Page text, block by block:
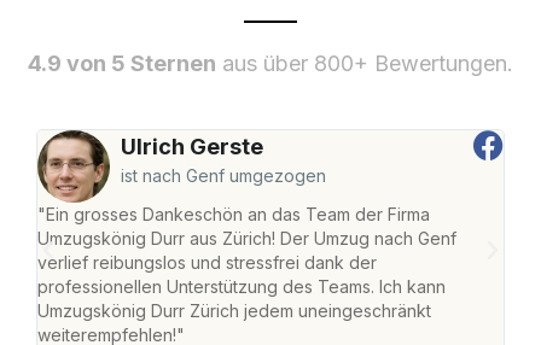
4.9 von 5 Sternen aus über 800+ Bewertungen.
Ulrich Gerste
ist nach Genf umgezogen
"Ein grosses Dankeschön an das Team der Firma
Umzugskönig Durr aus Zürich! Der Umzug nach Genf
verlief reibungslos und stressfrei dank der
professionellen Unterstützung des Teams. Ich kann
Umzugskönig Durr Zürich jedem uneingeschränkt
weiterempfehlen!"